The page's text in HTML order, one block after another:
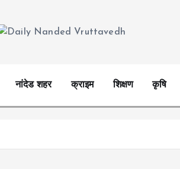
नांदेड शहर क्राइम शिक्षण कृषि